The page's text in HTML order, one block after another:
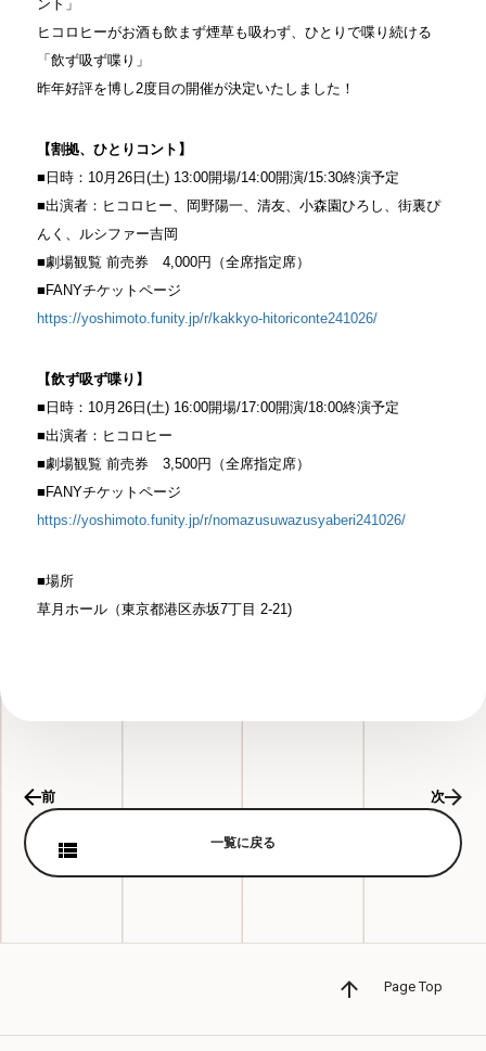
ント」
ヒコロヒーがお酒も飲まず煙草も吸わず、ひとりで喋り続ける
「飲ず吸ず喋り」
昨年好評を博し2度目の開催が決定いたしました！
【割拠、ひとりコント】
■日時：10月26日(土) 13:00開場/14:00開演/15:30終演予定
■出演者：ヒコロヒー、岡野陽一、清友、小森園ひろし、街裏ぴ
んく、ルシファー吉岡
■劇場観覧 前売券 4,000円（全席指定席）
■FANYチケットページ
https://yoshimoto.funity.jp/r/kakkyo-hitoriconte241026/
【飲ず吸ず喋り】
■日時：10月26日(土) 16:00開場/17:00開演/18:00終演予定
■出演者：ヒコロヒー
■劇場観覧 前売券 3,500円（全席指定席）
■FANYチケットページ
https://yoshimoto.funity.jp/r/nomazusuwazusyaberi241026/
■場所
草月ホール（東京都港区赤坂7丁目 2-21)
前 次
一覧に戻る
Page Top